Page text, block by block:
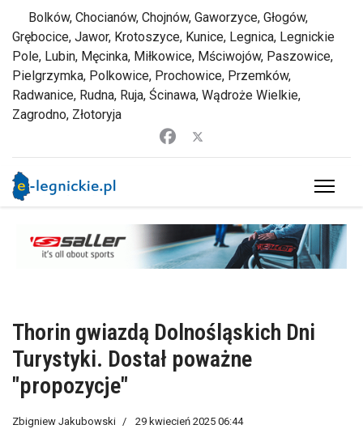
Bolków, Chocianów, Chojnów, Gaworzyce, Głogów,
Grębocice, Jawor, Krotoszyce, Kunice, Legnica, Legnickie
Pole, Lubin, Męcinka, Miłkowice, Mściwojów, Paszowice,
Pielgrzymka, Polkowice, Prochowice, Przemków,
Radwanice, Rudna, Ruja, Ścinawa, Wądroże Wielkie,
Zagrodno, Złotoryja
Thorin gwiazdą Dolnośląskich Dni
Turystyki. Dostał poważne
"propozycje"
Zbigniew Jakubowski 29 kwiecień 2025 06:44